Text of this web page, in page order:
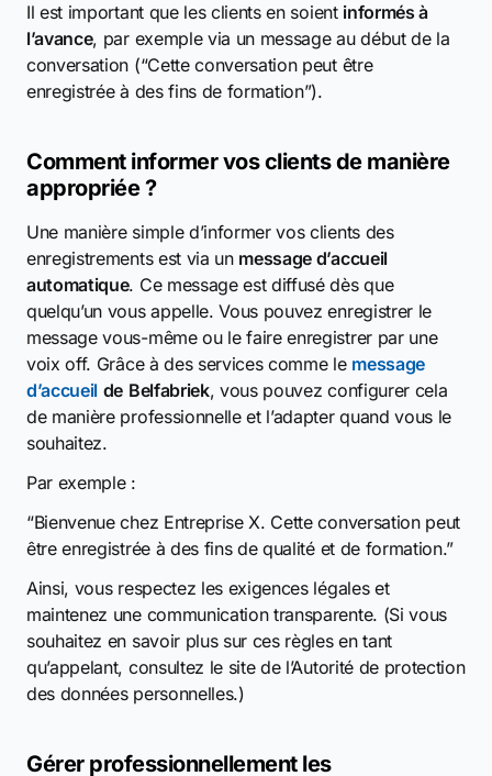
Il est important que les clients en soient informés à
l’avance, par exemple via un message au début de la
conversation (“Cette conversation peut être
enregistrée à des fins de formation”).
Comment informer vos clients de manière
appropriée ?
Une manière simple d’informer vos clients des
enregistrements est via un message d’accueil
automatique. Ce message est diffusé dès que
quelqu’un vous appelle. Vous pouvez enregistrer le
message vous-même ou le faire enregistrer par une
voix off. Grâce à des services comme le message
d’accueil de Belfabriek, vous pouvez configurer cela
de manière professionnelle et l’adapter quand vous le
souhaitez.
Par exemple :
“Bienvenue chez Entreprise X. Cette conversation peut
être enregistrée à des fins de qualité et de formation.”
Ainsi, vous respectez les exigences légales et
maintenez une communication transparente. (Si vous
souhaitez en savoir plus sur ces règles en tant
qu’appelant, consultez le site de l’Autorité de protection
des données personnelles.)
Gérer professionnellement les